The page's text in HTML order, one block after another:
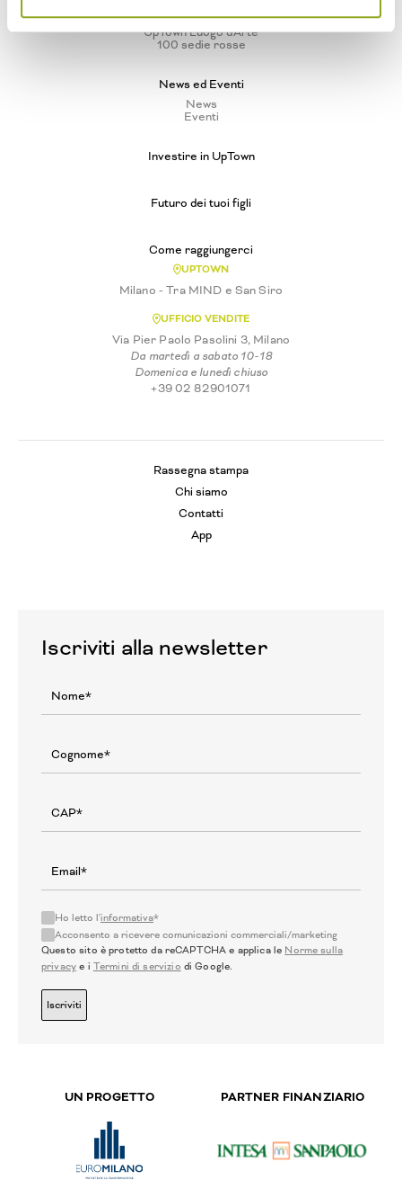
Vivere ad Arte
UpTown Luogo d'Arte
100 sedie rosse
News ed Eventi
News
Eventi
Investire in UpTown
Futuro dei tuoi figli
Come raggiungerci
UPTOWN
Milano - Tra MIND e San Siro
UFFICIO VENDITE
Via Pier Paolo Pasolini 3, Milano
Da martedì a sabato 10-18
Domenica e lunedì chiuso
+39 02 82901071
Rassegna stampa
Chi siamo
Contatti
App
Iscriviti alla newsletter
Ho letto l'informativa*
Acconsento a ricevere comunicazioni commerciali/marketing
Questo sito è protetto da reCAPTCHA e applica le Norme sulla
privacy e i Termini di servizio di Google.
Iscriviti
UN PROGETTO PARTNER FINANZIARIO